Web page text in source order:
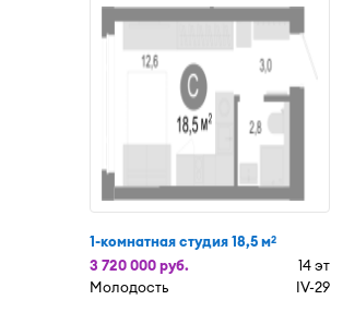
1-комнатная студия 18,5 м2
3 720 000 руб.
14 эт
Молодость
IV-29